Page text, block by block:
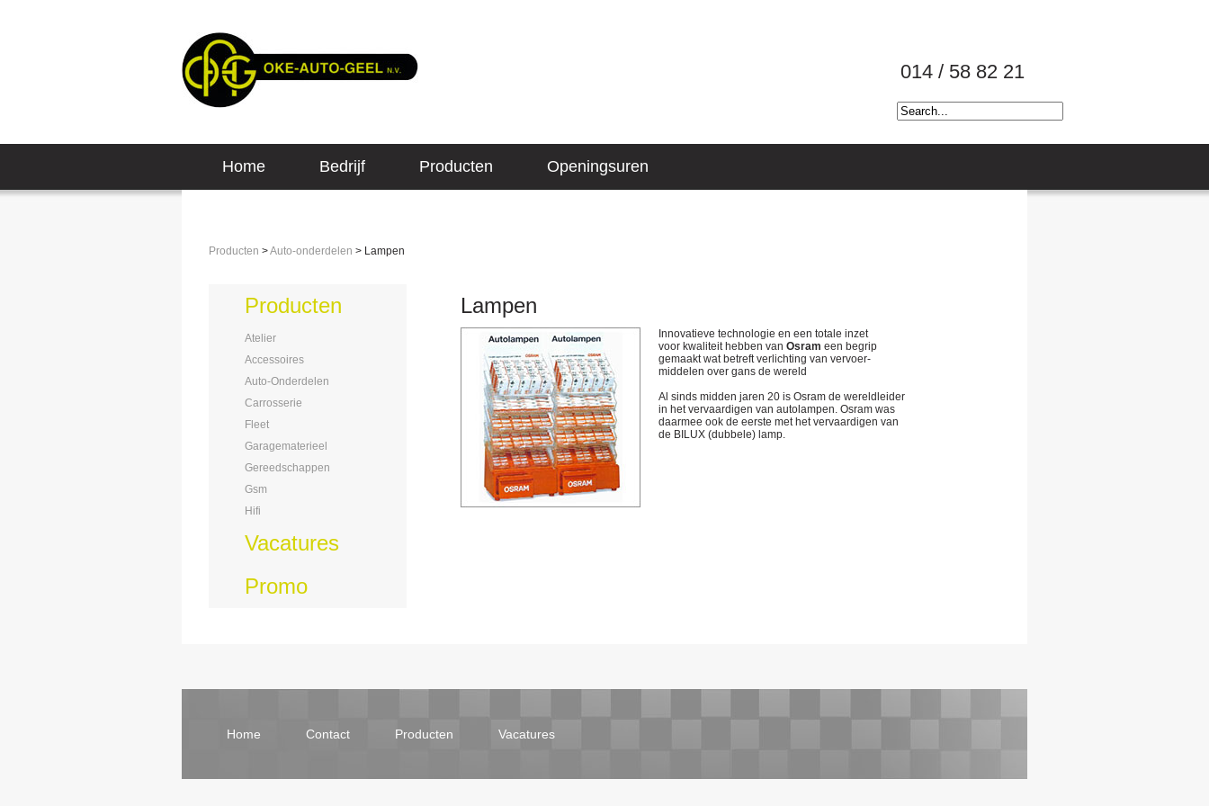
014 / 58 82 21
Home Bedrijf Producten Openingsuren
Producten >Auto-onderdelen > Lampen
Producten
Atelier
Accessoires
Auto-Onderdelen
Carrosserie
Fleet
Garagematerieel
Gereedschappen
Gsm
Hifi
Vacatures
Promo
Lampen
Innovatieve technologie en een totale inzet
voor kwaliteit hebben van Osram een begrip
gemaakt wat betreft verlichting van vervoer-
middelen over gans de wereld
Al sinds midden jaren 20 is Osram de wereldleider
in het vervaardigen van autolampen. Osram was
daarmee ook de eerste met het vervaardigen van
de BILUX (dubbele) lamp.
Home Contact Producten Vacatures